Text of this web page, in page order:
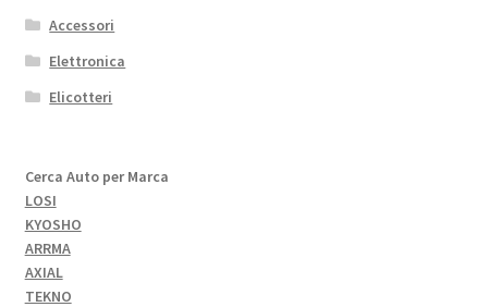
Accessori
Elettronica
Elicotteri
Cerca Auto per Marca
LOSI
KYOSHO
ARRMA
AXIAL
TEKNO